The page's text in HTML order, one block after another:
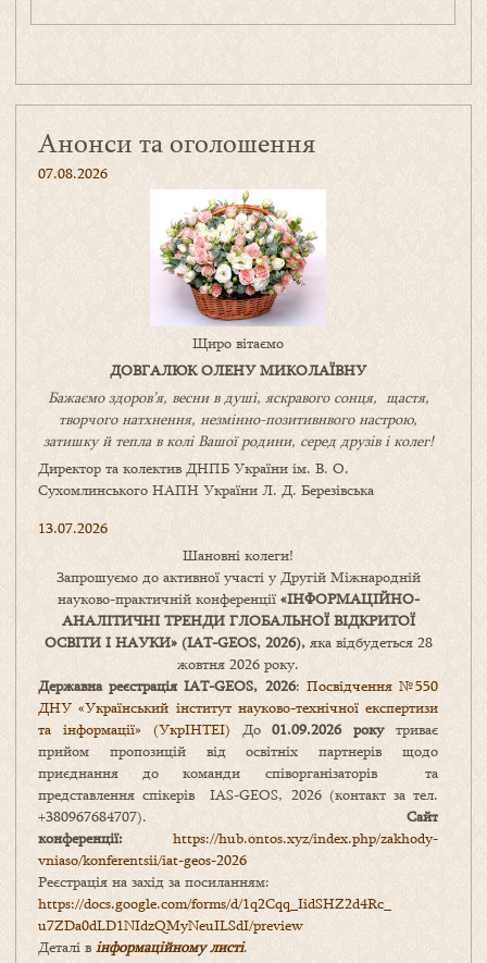
Анонси та оголошення
07.08.2026
Щиро вітаємо
ДОВГАЛЮК ОЛЕНУ МИКОЛАЇВНУ
Бажаємо здоров’я, весни в душі, яскравого сонця, щастя,
творчого натхнення, незмінно-позитивнвого настрою,
затишкуйтепла в коліВашоїродини, серед друзів і колег!
Директор та колектив ДНПБ України ім. В. О.
Сухомлинського НАПН України Л. Д. Березівська
13.07.2026
Шановні колеги!
Запрошуємо до активної участі у Другій Міжнародній
науково-практичній конференції «ІНФОРМАЦІЙНО-
АНАЛІТИЧНІ ТРЕНДИ ГЛОБАЛЬНОЇ ВІДКРИТОЇ
ОСВІТИ І НАУКИ» (IAT-GEOS, 2026),яка відбудеться 28
жовтня 2026 року.
Державна реєстрація IAT-GEOS, 2026: Посвідчення №550
ДНУ «Український інститут науково-технічної експертизи
та інформації» (УкрІНТЕІ) До01.09.2026 рокутриває
прийом пропозицій від освітніх партнерів щодо
приєднання до команди співорганізаторів та
представлення спікерів IAS-GEOS, 2026 (контакт за тел.
+380967684707). Сайт
конференції: https://hub.ontos.xyz/index.php/zakhody-
vniaso/konferentsii/iat-geos-2026
Реєстрація на захід за посиланням:
https://docs.google.com/forms/d/1q2Cqq_IidSHZ2d4Rc_
u7ZDa0dLD1NIdzQMyNeuILSdI/preview
Деталі в інформаційному листі.